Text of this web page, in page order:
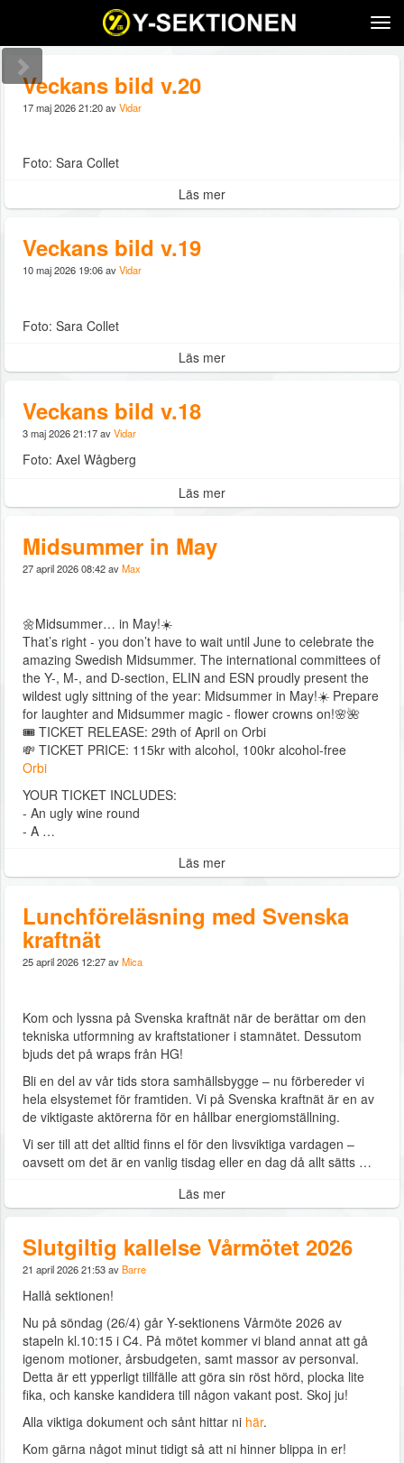
Veckans bild v.20
17 maj 2026 21:20 avVidar
Foto: Sara Collet
Läs mer
Veckans bild v.19
10 maj 2026 19:06 avVidar
Foto: Sara Collet
Läs mer
Veckans bild v.18
3 maj 2026 21:17 avVidar
Foto: Axel Wågberg
Läs mer
Midsummer in May
27 april 2026 08:42 avMax
🌼Midsummer… in May!☀️
That’s right - you don’t have to wait until June to celebrate the
amazing Swedish Midsummer. The international committees of
the Y-, M-, and D-section, ELIN and ESN proudly present the
wildest ugly sittning of the year: Midsummer in May!☀️ Prepare
for laughter and Midsummer magic - flower crowns on!🌸🌺
🎟 TICKET RELEASE: 29th of April on Orbi
💸 TICKET PRICE: 115kr with alcohol, 100kr alcohol-free
Orbi
YOUR TICKET INCLUDES:
- An ugly wine round
- A …
Läs mer
Lunchföreläsning med Svenska
kraftnät
25 april 2026 12:27 avMica
Kom och lyssna på Svenska kraftnät när de berättar om den
tekniska utformning av kraftstationer i stamnätet. Dessutom
bjuds det på wraps från HG!
Bli en del av vår tids stora samhällsbygge ­– nu förbereder vi
hela elsystemet för framtiden. Vi på Svenska kraftnät är en av
de viktigaste aktörerna för en hållbar energiomställning.
Vi ser till att det alltid finns el för den livsviktiga vardagen –
oavsett om det är en vanlig tisdag eller en dag då allt sätts …
Läs mer
Slutgiltig kallelse Vårmötet 2026
21 april 2026 21:53 avBarre
Hallå sektionen!
Nu på söndag (26/4) går Y-sektionens Vårmöte 2026 av
stapeln kl.10:15 i C4. På mötet kommer vi bland annat att gå
igenom motioner, årsbudgeten, samt massor av personval.
Detta är ett ypperligt tillfälle att göra sin röst hörd, plocka lite
fika, och kanske kandidera till någon vakant post. Skoj ju!
Alla viktiga dokument och sånt hittar ni här.
Kom gärna något minut tidigt så att ni hinner blippa in er!